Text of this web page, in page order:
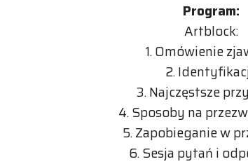
Program:
Artblock:
1. Omówienie
2.
3. Najczęstsze
4. Sposoby na
5. Zapobieganie w
6. Sesja pytań i